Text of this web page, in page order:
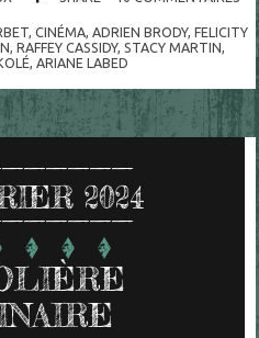
,CINÉMA,ADRIEN BRODY,FELICITY
,RAFFEY CASSIDY,STACY MARTIN,
, ARIANE LABED
2024